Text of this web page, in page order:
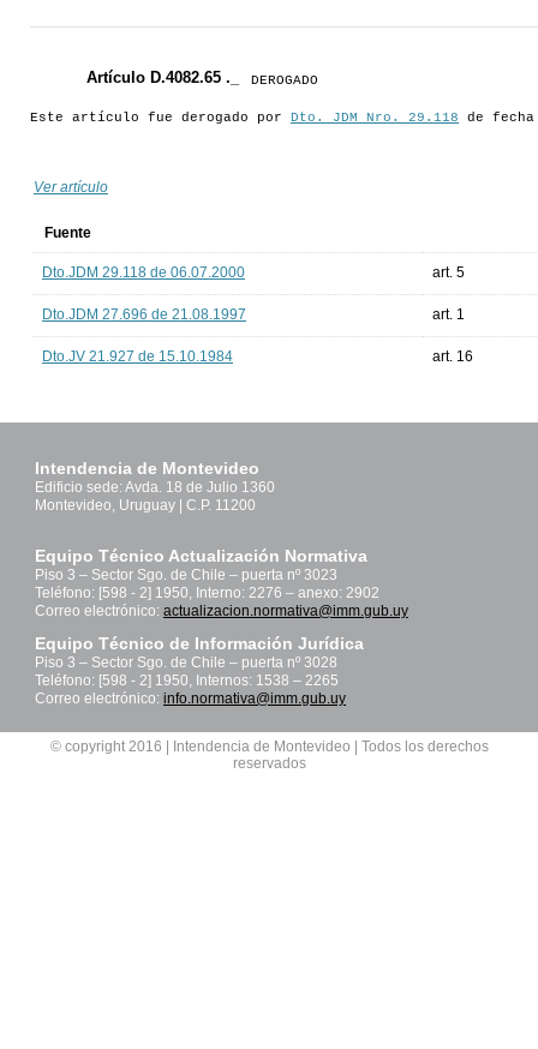
Artículo D.4082.65 ._ DEROGADO
Este artículo fue derogado por Dto. JDM Nro. 29.118 de
Ver artículo
Fuente
Dto.JDM 29.118 de 06.07.2000 art. 5
Dto.JDM 27.696 de 21.08.1997 art. 1
Dto.JV 21.927 de 15.10.1984 art. 16
Intendencia de Montevideo
Edificio sede: Avda. 18 de Julio 1360
Montevideo, Uruguay | C.P. 11200
Equipo Técnico Actualización Normativa
Piso 3 – Sector Sgo. de Chile – puerta nº 3023
Teléfono: [598 - 2] 1950, Interno: 2276 – anexo: 2902
Correo electrónico: actualizacion.normativa@imm.gub.uy
Equipo Técnico de Información Jurídica
Piso 3 – Sector Sgo. de Chile – puerta nº 3028
Teléfono: [598 - 2] 1950, Internos: 1538 – 2265
Correo electrónico: info.normativa@imm.gub.uy
© copyright 2016 | Intendencia de Montevideo | Todos los derechos
reservados